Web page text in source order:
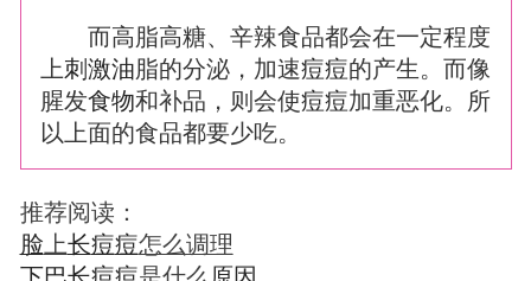
而高脂高糖、辛辣食品都会在一定程度
上刺激油脂的分泌，加速痘痘的产生。而像
腥发食物和补品，则会使痘痘加重恶化。所
以上面的食品都要少吃。
推荐阅读：
脸 上长痘痘怎么调理